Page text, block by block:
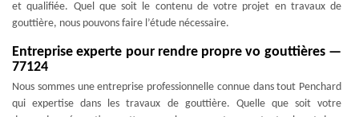
et qualifiée. Quel que soit le contenu de votre projet en travaux de
gouttière, nous pouvons faire l’étude nécessaire.
Entreprise experte pour rendre propre vo gouttières —
77124
Nous sommes une entreprise professionnelle connue dans tout Penchard
qui expertise dans les travaux de gouttière. Quelle que soit votre